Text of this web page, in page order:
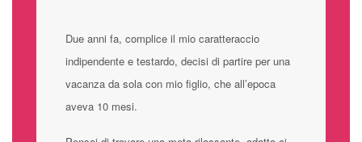
Due anni fa, complice il mio caratteraccio
indipendente e testardo, decisi di partire per una
vacanza da sola con mio figlio, che all’epoca
aveva 10 mesi.